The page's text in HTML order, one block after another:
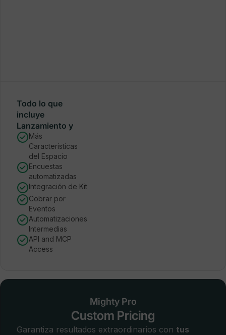
Todo lo que
incluye
Lanzamiento y
Más
Características
del Espacio
Encuestas
automatizadas
Integración de Kit
Cobrar por
Eventos
Automatizaciones
Intermedias
API and MCP
Access
Mighty Pro
Custom Pricing
Garantiza resultados extraordinarios con tus